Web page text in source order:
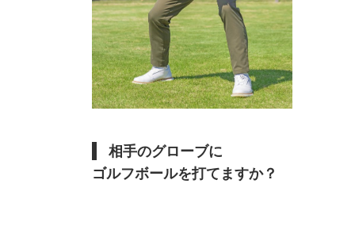
相手のグローブに
ゴルフボールを打てますか？